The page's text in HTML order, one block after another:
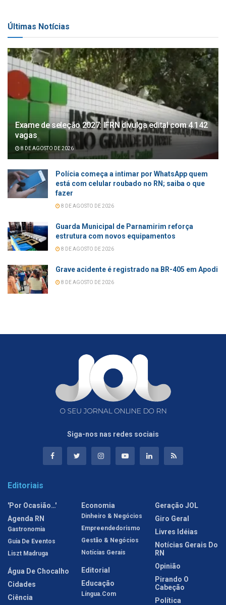
Últimas Notícias
Exame de seleção 2027: IFRN divulga edital com 4.142
vagas
8 DE AGOSTO DE 2026
Polícia começa a intimar por WhatsApp quem
está com celular roubado no RN; saiba o que
fazer
8 DE AGOSTO DE 2026
Guarda Municipal de Parnamirim reforça
estrutura com novos equipamentos
8 DE AGOSTO DE 2026
Grave acidente é registrado na BR-405 em Apodi
8 DE AGOSTO DE 2026
Siga-nos nas redes sociais
Editoriais
'Por Ocasião…'
Agenda RN
Gastronomia
Guia De Eventos
Liszt Madruga
Água De Chocalho
Cidades
Ciência
Economia
Dinheiro & Negócios
Empreendedorismo
Gestão & Negócios
Notícias Gerais
Editorial
Educação
Língua.com
Geração JOL
Giro Geral
Livres Idéias
Notícias Gerais Do
RN
Opinião
Pirando O
Cabeção
Política